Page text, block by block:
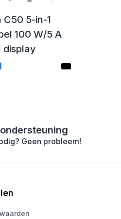
C50 5-in-1
100 W/5 A
display
Geen probleem!